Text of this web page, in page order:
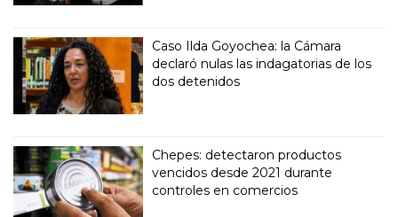
Caso Ilda Goyochea: la Cámara
declaró nulas las indagatorias de los
dos detenidos
Chepes: detectaron productos
vencidos desde 2021 durante
controles en comercios